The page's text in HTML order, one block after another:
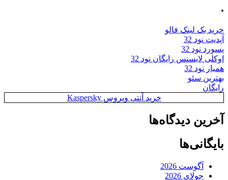
.
خرید بک لینک فالو
آپدیت نود 32
پسورد نود 32
اوکلی لایسنس رایگان نود 32
همیار نود 32
بهترین سئو
رایگان
خرید آنتی ویروس Kaspersky
آخرین دیدگاه‌ها
بایگانی‌ها
آگوست 2026
جولای 2026